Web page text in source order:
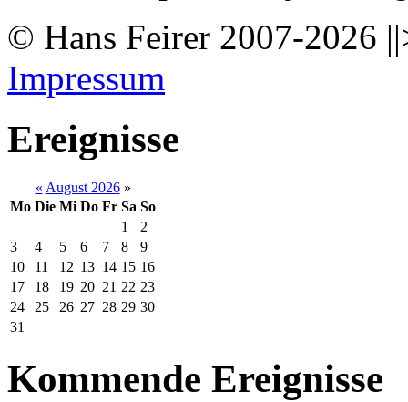
© Hans Feirer 2007-2026
Impressum
Ereignisse
« August 2026 »
Mo Die Mi Do Fr Sa So
1
2
3
4 5 6 7 8
9
10
11 12 13 14 15 16
17
18 19 20 21 22 23
24
25 26 27 28 29 30
31
Kommende Ereignisse